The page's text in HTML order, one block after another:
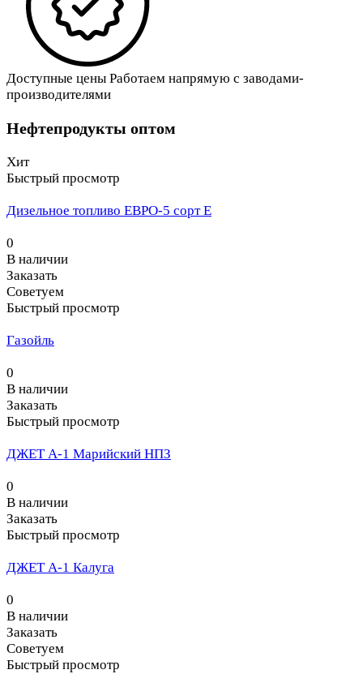
Доступные цены Работаем напрямую с заводами-
производителями
Нефтепродукты оптом
Хит
Быстрый просмотр
Дизельное топливо ЕВРО-5 сорт Е
0
В наличии
Заказать
Советуем
Быстрый просмотр
Газойль
0
В наличии
Заказать
Быстрый просмотр
ДЖЕТ А-1 Марийский НПЗ
0
В наличии
Заказать
Быстрый просмотр
ДЖЕТ А-1 Калуга
0
В наличии
Заказать
Советуем
Быстрый просмотр